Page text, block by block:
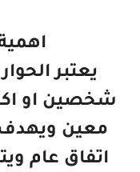
يعتبر
شخصين او
معين ويهدف
اتفاق عام